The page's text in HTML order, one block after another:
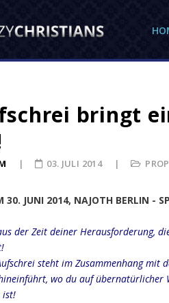
bringt
03. JULI 2014
30. JUNI 2014, NAJOTH BERLIN -
der Zeit deiner Herausforderung,
steht im Zusammenhang mit
wo du auf übernatürlicher
ist!